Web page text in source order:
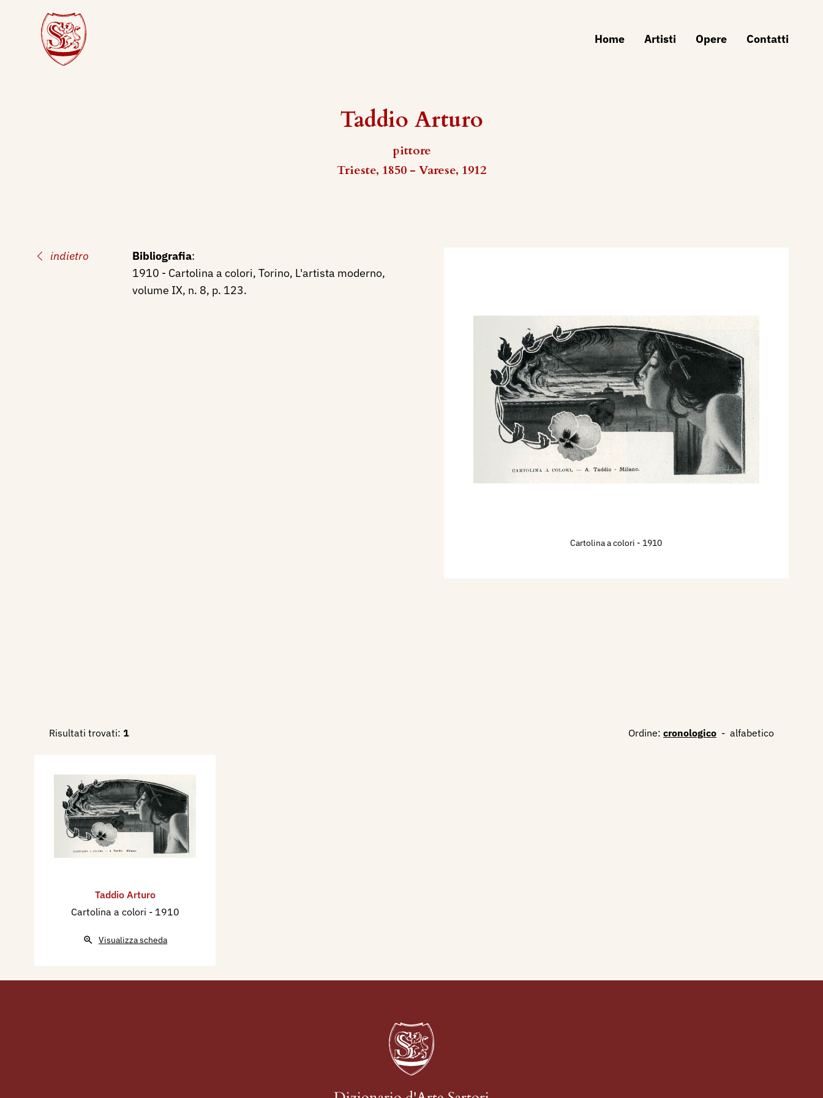
Home Artisti Opere Contatti
Taddio Arturo
pittore
Trieste, 1850 - Varese, 1912
indietro
Cartolina a colori - 1910
Bibliografia:
1910 - Cartolina a colori, Torino, L'artista moderno,
volume IX, n. 8, p. 123.
Risultati trovati: 1 Ordine: cronologico - alfabetico
Taddio Arturo
Cartolina a colori - 1910
Visualizza scheda